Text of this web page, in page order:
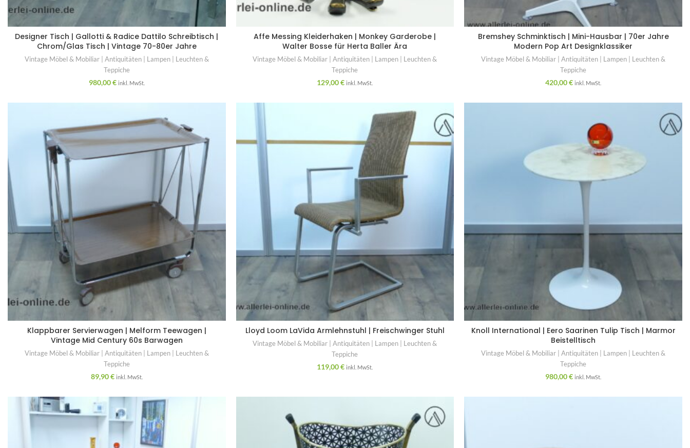
Designer Tisch | Gallotti & Radice Dattilo Schreibtisch |
Chrom/Glas Tisch | Vintage 70-80er Jahre
Vintage Möbel & Mobiliar | Antiquitäten | Lampen | Leuchten &
Teppiche
980,00€ inkl. MwSt.
Affe Messing Kleiderhaken | Monkey Garderobe |
Walter Bosse für Herta Baller Ära
Vintage Möbel & Mobiliar | Antiquitäten | Lampen | Leuchten &
Teppiche
129,00€ inkl. MwSt.
Bremshey Schminktisch | Mini-Hausbar | 70er Jahre
Modern Pop Art Designklassiker
Vintage Möbel & Mobiliar | Antiquitäten | Lampen | Leuchten &
Teppiche
420,00€ inkl. MwSt.
Klappbarer Servierwagen | Melform Teewagen |
Vintage Mid Century 60s Barwagen
Vintage Möbel & Mobiliar | Antiquitäten | Lampen | Leuchten &
Teppiche
89,90€ inkl. MwSt.
Lloyd Loom LaVida Armlehnstuhl | Freischwinger Stuhl
Vintage Möbel & Mobiliar | Antiquitäten | Lampen | Leuchten &
Teppiche
119,00€ inkl. MwSt.
Knoll International | Eero Saarinen Tulip Tisch | Marmor
Beistelltisch
Vintage Möbel & Mobiliar | Antiquitäten | Lampen | Leuchten &
Teppiche
980,00€ inkl. MwSt.